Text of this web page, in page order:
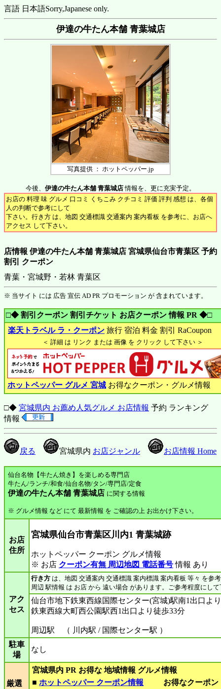
言語 日本語Sorry,Japanese only.
伊達の牛たん本舗 青葉城店
写真提供 ： ホットペッパー.jp
今後、 伊達の牛たん本舗 青葉城店情報を、更に充実予定。
お店の 料理 味 グルメ 口コミ くちこみ クチコミ 評価 評判 感想 は、各個
人の判断で参考にして
下さい。行き方 は、地図 交通標識 交通案内 案内看板 を参考に、お店へ
アクセス して下さい。
店情報 伊達の牛たん本舗 青葉城店 宮城県仙台市青葉区 予約
割引 クーポン
青葉・宮城野・若林 青葉区
※ 当サイト には 広告 宣伝 AD PR プロモーション が 含まれています。
□◆ 割引クーポン 割引チケット お店クーポン 情報 PR ◆□
楽天トラベル ラ・クーポン 旅行 宿泊 料金 割引 RaCoupon
＜ 詳細 は リンク または 画像 を クリック して下さい ＞
ホットペッパー グルメ 宮城 お得なクーポン・グルメ情報
□◆ 宮城県内 お薦め人気グルメ お店情報 予約 ランキング
情報
戻る 宮城県内 お店ジャンル お店情報 Home
仙台名物【牛たん焼き】を楽しめる専門店
牛たん/ランチ/和食/仙台名物/タン/専門店/定食
伊達の牛たん本舗 青葉城店 に関する情報
※ グルメ情報 など にて 最新情報 を ご確認の上 お出かけ下さい。
お店
住所
宮城県仙台市青葉区川内1 青葉城跡
ホットペッパー クーポン グルメ情報
※ お店 クーポン有無 周辺地図 電話番号情報 あり
アク
セス
行き方 は、地図 交通案内 交通標識 案内標識 案内看板 等々 を参
周辺 駅情報 は お店 から 遠い場合 があります。ご参考程度にし
仙台市地下鉄東西線国際センター(宮城)駅南1出口よ
鉄東西線大町西公園駅西1出口より徒歩33分
周辺駅 （ 川内駅 / 国際センター駅 ）
駐車
場
なし
厳選
宮城県内 PR お得な 地域情報 グルメ情報
■ ホットペッパー クーポン情報
お得なクーポ